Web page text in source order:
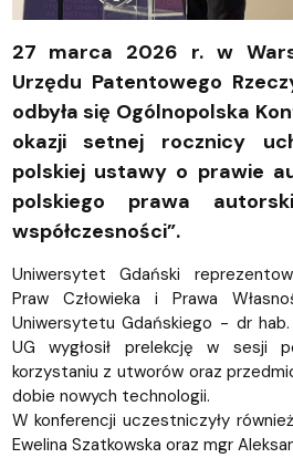
27 marca 2026 r. w
Urzędu Patentowego
odbyła się Ogólnopolska
okazji setnej rocznicy
polskiej ustawy o prawie
polskiego prawa
współczesności”.
Uniwersytet Gdański
Praw Człowieka i Prawa
Uniwersytetu Gdańskiego - dr
UG wygłosił prelekcję w sesji
korzystaniu z utworów oraz
dobie nowych technologii.
W konferencji uczestniczyły
Ewelina Szatkowska oraz mgr